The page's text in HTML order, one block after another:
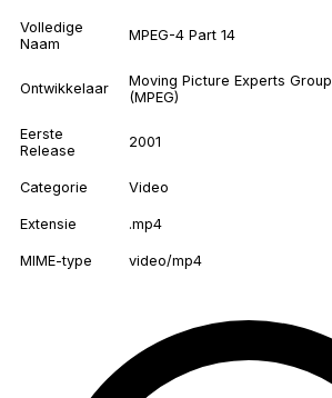
Volledige
Naam
MPEG-4 Part 14
Ontwikkelaar
Moving Picture Experts Group
(MPEG)
Eerste
Release
2001
Categorie Video
Extensie .mp4
MIME-type video/mp4